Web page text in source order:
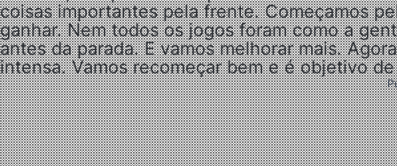
coisas importantes pela frente. Começamos
ganhar. Nem todos os jogos foram como a
antes da parada. E vamos melhorar mais.
intensa. Vamos recomeçar bem e é objetivo